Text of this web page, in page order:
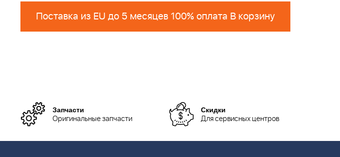
Поставка из EU до 5 месяцев 100% оплата В корзину
Запчасти
Оригинальные запчасти
Скидки
Для сервисных центров